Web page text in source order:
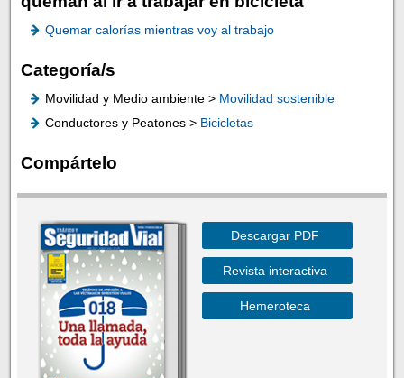
Quemar calorías mientras voy al trabajo
Categoría/s
Movilidad y Medio ambiente > Movilidad sostenible
Conductores y Peatones > Bicicletas
Compártelo
Descargar PDF
Revista interactiva
Hemeroteca